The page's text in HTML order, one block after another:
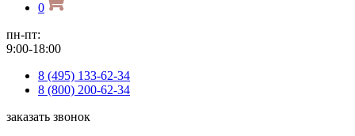
0
пн-пт:
9:00-18:00
8 (495) 133-62-34
8 (800) 200-62-34
заказать звонок